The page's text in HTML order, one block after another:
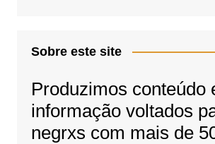
Sobre este site
Produzimos conteúdo
informação voltados
negrxs com mais de